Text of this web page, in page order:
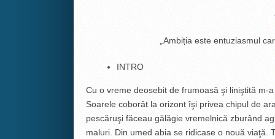
„Ambiția este entuziasmul
INTRO
Cu o vreme deosebit de frumoasă şi liniştită m-
Soarele coborât la orizont îşi privea chipul de
pescăruşi făceau gălăgie vremelnică zburând
maluri. Din umed abia se ridicase o nouă